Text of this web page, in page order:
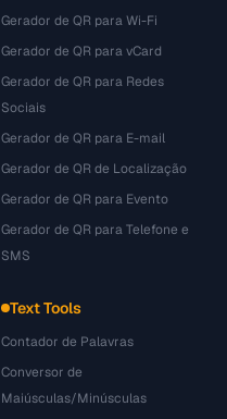
Gerador de QR para Wi-Fi
Gerador de QR para vCard
Gerador de QR para Redes
Sociais
Gerador de QR para E-mail
Gerador de QR de Localização
Gerador de QR para Evento
Gerador de QR para Telefone e
SMS
Text Tools
Contador de Palavras
Conversor de
Maiúsculas/Minúsculas